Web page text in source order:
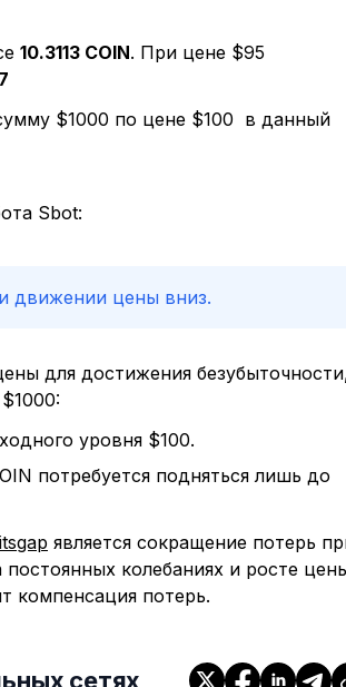
10.3113 COIN. При цене $95
$1000 по цене $100 в данный
Sbot:
движении цены вниз.
для достижения
уровня $100.
потребуется подняться лишь до
является сокращение потерь
колебаниях и росте
компенсация потерь.
сетях